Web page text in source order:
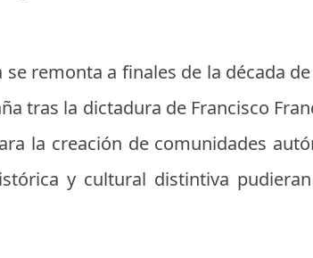
remonta a finales de la década
tras la dictadura de Francisco
la creación de comunidades
y cultural distintiva